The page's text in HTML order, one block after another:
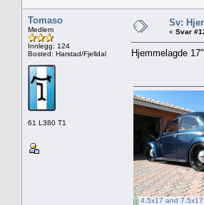
Tomaso
Medlem
Innlegg: 124
Bosted: Harstad/Fjelldal
61 L380 T1
Sv:
« Svar
Hjemmelagde
4.5x17 and